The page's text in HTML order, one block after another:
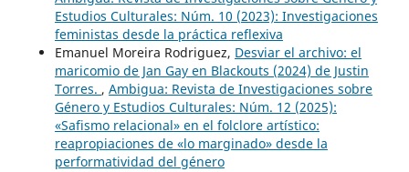
Estudios Culturales: Núm. 10 (2023): Investigaciones
feministas desde la práctica reflexiva
Emanuel Moreira Rodriguez, Desviar el archivo: el
maricomio de Jan Gay en Blackouts (2024) de Justin
Torres. , Ambigua: Revista de Investigaciones sobre
Género y Estudios Culturales: Núm. 12 (2025):
«Safismo relacional» en el folclore artístico:
reapropiaciones de «lo marginado» desde la
performatividad del género